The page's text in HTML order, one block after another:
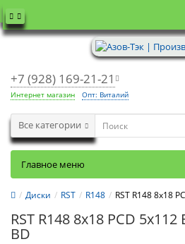
+7 (928) 169-21-21
Интернет магазин Опт: Виталий
Все категории
Главное меню
Диски RST R148 RST R148 8x18
RST R148 8x18 PCD 5x112
BD